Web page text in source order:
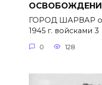
ГОРОД ШАРВАР
1945 г. войсками 3
0 128